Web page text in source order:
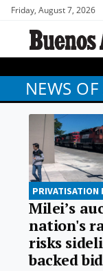
Friday, August 7, 2026
NEWS
PRIVATISATION
Milei’s
nation's
risks
backed